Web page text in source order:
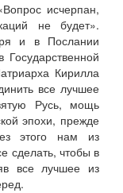
исчерпан,
не будет».
и в Послании
Кирилла
все лучшее
Русь, мощь
эпохи, прежде
этого нам из
сделать, чтобы в
все лучшее из